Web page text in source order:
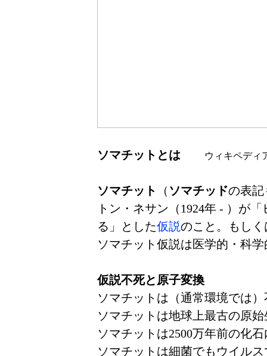
ソマチットとは ウィキペディ
ソマチット （ ソマチッドの表記
トン・ネサン（1924年 - ）が
る」とした仮説のこと。もし
ソマチット仮説は医学的・科
仮説不死と原子変換
ソマチットは（通常環境では
ソマチットは地球上最古の原
ソマチットは2500万年前の化
ソマチットは細菌でもウイル